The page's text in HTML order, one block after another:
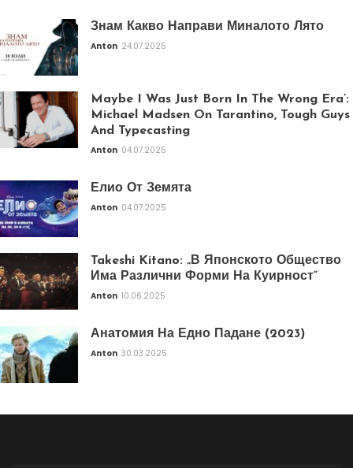
Знам Какво Направи Миналото Лято
Anton 24.07.2025
Maybe I Was Just Born In The Wrong Era’:
Michael Madsen On Tarantino, Tough Guys
And Typecasting
Anton 04.07.2025
Елио От Земята
Anton 04.07.2025
Takeshi Kitano: „В Японското Общество
Има Различни Форми На Куирност“
Anton 10.06.2025
Анатомия На Едно Падане (2023)
Anton 30.03.2025